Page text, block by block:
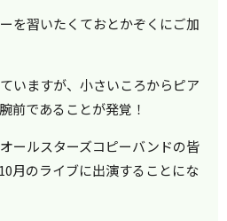
を習いたくておとかぞくにご加
いますが、小さいころからピア
前であることが発覚！
ールスターズコピーバンドの皆
月のライブに出演することにな